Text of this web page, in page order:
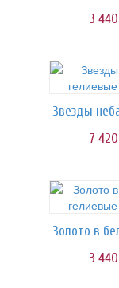
3 440
7 420
3 440